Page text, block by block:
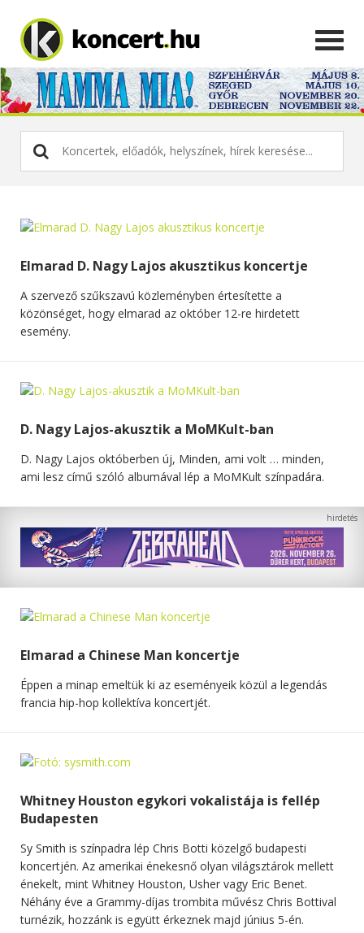
Elmarad D. Nagy Lajos akusztikus koncertje
A szervező szűkszavú közleményben értesítette a
közönséget, hogy elmarad az október 12-re hirdetett
esemény.
D. Nagy Lajos-akusztik a MoMKult-ban
D. Nagy Lajos októberben új, Minden, ami volt … minden,
ami lesz című szóló albumával lép a MoMKult színpadára.
Elmarad a Chinese Man koncertje
Éppen a minap emeltük ki az eseményeik közül a legendás
francia hip-hop kollektíva koncertjét.
Whitney Houston egykori vokalistája is fellép
Budapesten
Sy Smith is színpadra lép Chris Botti közelgő budapesti
koncertjén. Az amerikai énekesnő olyan világsztárok mellett
énekelt, mint Whitney Houston, Usher vagy Eric Benet.
Néhány éve a Grammy-díjas trombita művész Chris Bottival
turnézik, hozzánk is együtt érkeznek majd június 5-én.